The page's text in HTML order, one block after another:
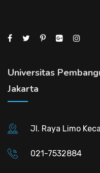
Universitas
Jakarta
Jl. Raya Limo
021-7532884